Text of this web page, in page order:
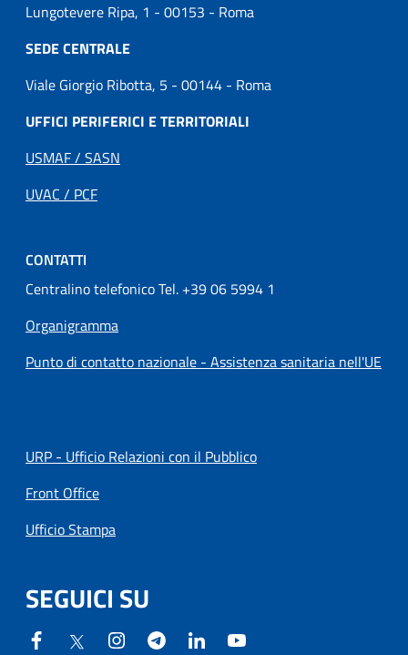
Lungotevere Ripa, 1 - 00153 - Roma
SEDE CENTRALE
Viale Giorgio Ribotta, 5 - 00144 - Roma
UFFICI PERIFERICI E TERRITORIALI
USMAF / SASN
UVAC / PCF
CONTATTI
Centralino telefonico Tel. +39 06 5994 1
Organigramma
Punto di contatto nazionale - Assistenza sanitaria nell'UE
URP - Ufficio Relazioni con il Pubblico
Front Office
Ufficio Stampa
SEGUICI SU